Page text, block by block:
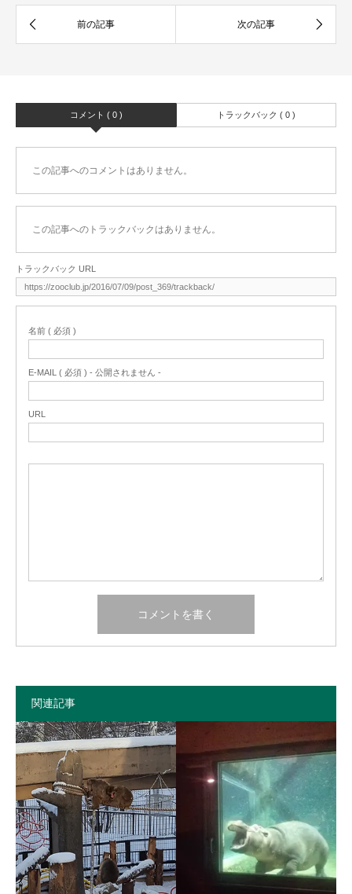
コメント ( 0 ) トラックバック ( 0 )
この記事へのコメントはありません。
この記事へのトラックバックはありません。
トラックバック URL
名前 ( 必須 )
E-MAIL ( 必須 ) - 公開されません -
URL
関連記事